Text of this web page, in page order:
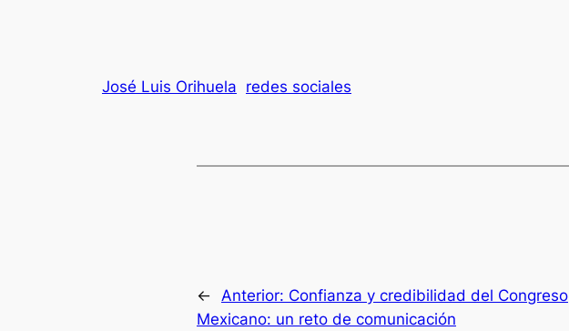
José Luis Orihuela redes sociales
← Anterior: Confianza y credibilidad del Congreso
Mexicano: un reto de comunicación